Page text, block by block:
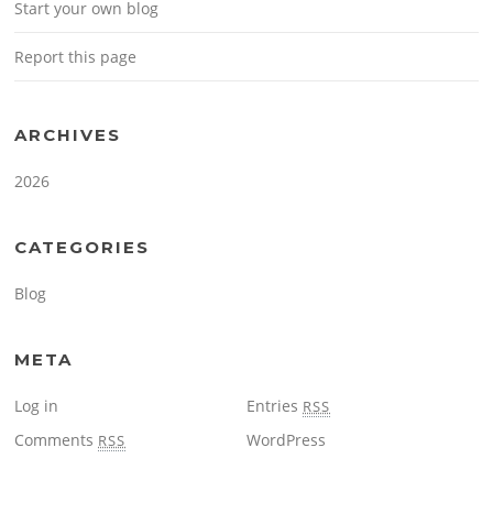
Start your own blog
Report this page
ARCHIVES
2026
CATEGORIES
Blog
META
Log in Entries RSS
Comments RSS WordPress